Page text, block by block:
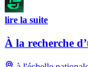
lire la suite
À la recherche